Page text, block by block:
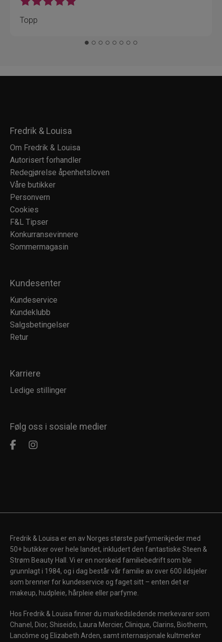
Topp
Fredrik & Louisa
Om Fredrik & Louisa
Autorisert forhandler
Redegjørelse åpenhetsloven
Våre butikker
Personvern
Cookies
F&L Tipser
Konkurransevinnere
Sommermagasin
Kundesenter
Kundeservice
Kundeklubb
Salgsbetingelser
Retur
Karriere
Ledige stillinger
Følg oss i sosiale medier
Fredrik & Louisa er en av Norges største parfymerikjeder med
50+ butikker over hele landet, inkludert den fantastiske Steen &
Strøm Beauty Hall. Vi er en norskeid familiebedrift som ble
grunnlagt i 1984, og i dag består vår familie av over 600 ildsjeler
som brenner for kundeservice og faget sitt – enten det er
makeup, hudpleie, hårpleie eller parfyme.
Hos Fredrik & Louisa finner du markedsledende merkevarer som
Chanel, Dior, Shiseido, Laura Mercier, Clinique, Clarins, Biotherm,
Lancôme og Elizabeth Arden, samt internasjonale kultmerker